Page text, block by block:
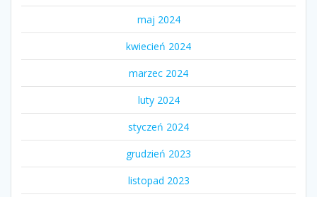
maj 2024
kwiecień 2024
marzec 2024
luty 2024
styczeń 2024
grudzień 2023
listopad 2023